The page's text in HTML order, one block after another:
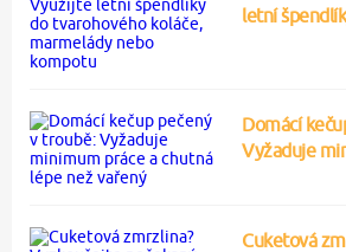
letní
Domácí
Vyžaduje
Cuketová